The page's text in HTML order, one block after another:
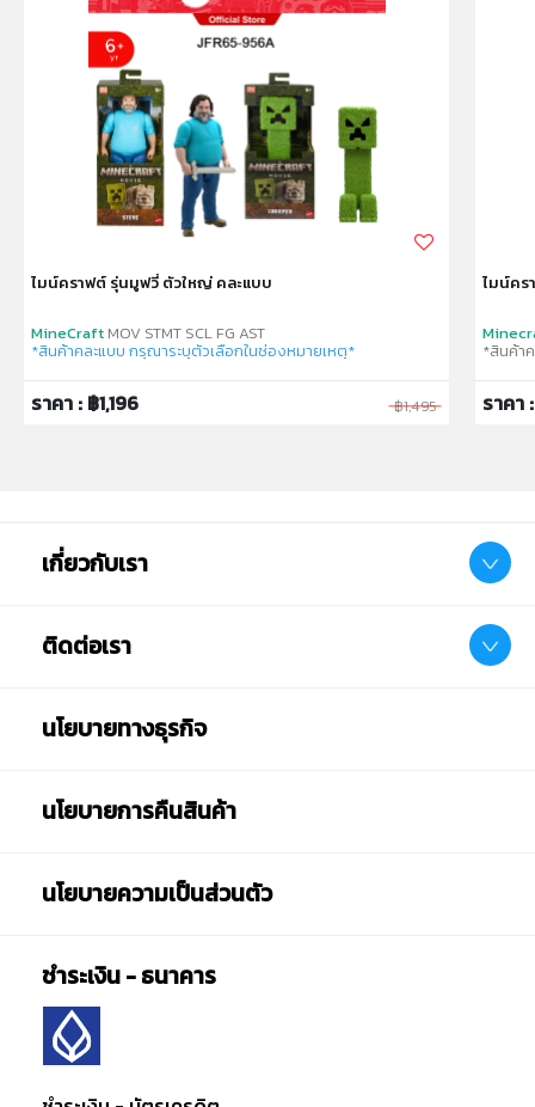
ไมน์คราฟต์ รุ่นมูฟวี่ ตัวใหญ่ คละแบบ
MineCraft MOV STMT SCL FG AST
*สินค้าคละแบบ กรุณาระบุตัวเลือกในช่องหมายเหตุ*
ราคา : ฿1,196 ฿1,495
ไมน์คร
*สินค้า
ราคา
เกี่ยวกับเรา
ติดต่อเรา
นโยบายทางธุรกิจ
นโยบายการคืนสินค้า
นโยบายความเป็นส่วนตัว
ชำระเงิน - ธนาคาร